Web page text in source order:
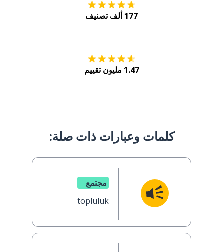
177 ألف تصنيف
1.47 مليون تقييم
كلمات وعبارات ذات صلة:
مجتمع
topluluk